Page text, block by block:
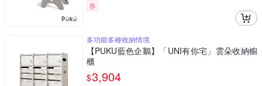
券
多功能多種收納情境
【PUKU藍色企鵝】「UNI有你宅」雲朵收納櫥
櫃
$3,904